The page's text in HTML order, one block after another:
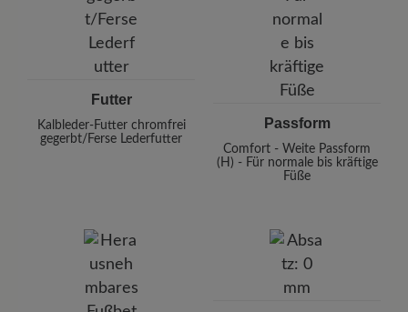
Futter
Kalbleder-Futter chromfrei
gegerbt/Ferse Lederfutter
Passform
Comfort - Weite Passform
(H) - Für normale bis kräftige
Füße